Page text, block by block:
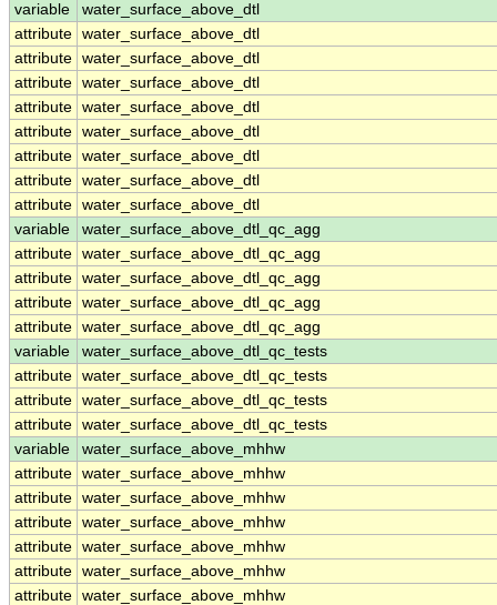
variable
water_surface_above_dtl
attribute water_surface_above_dtl
attribute water_surface_above_dtl
attribute water_surface_above_dtl
attribute water_surface_above_dtl
attribute water_surface_above_dtl
attribute water_surface_above_dtl
attribute water_surface_above_dtl
attribute water_surface_above_dtl
variable
water_surface_above_dtl_qc_agg
attribute water_surface_above_dtl_qc_agg
attribute water_surface_above_dtl_qc_agg
attribute water_surface_above_dtl_qc_agg
attribute water_surface_above_dtl_qc_agg
variable
water_surface_above_dtl_qc_tests
attribute water_surface_above_dtl_qc_tests
attribute water_surface_above_dtl_qc_tests
attribute water_surface_above_dtl_qc_tests
variable
water_surface_above_mhhw
attribute water_surface_above_mhhw
attribute water_surface_above_mhhw
attribute water_surface_above_mhhw
attribute water_surface_above_mhhw
attribute water_surface_above_mhhw
attribute water_surface_above_mhhw